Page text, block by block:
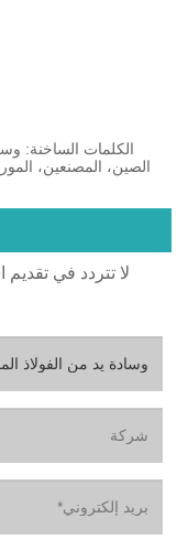
الكلمات الساخنة:
الصين، المصنعين،
لا تتردد في